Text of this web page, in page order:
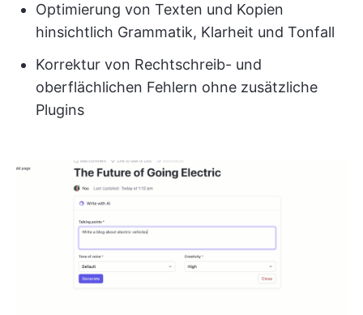
Optimierung von Texten und Kopien
hinsichtlich Grammatik, Klarheit und Tonfall
Korrektur von Rechtschreib- und
oberflächlichen Fehlern ohne zusätzliche
Plugins